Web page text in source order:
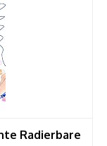
Radierbare